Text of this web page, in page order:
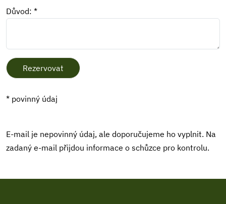
Důvod: *
Rezervovat
* povinný údaj
E-mail je nepovinný údaj, ale doporučujeme ho vyplnit. Na
zadaný e-mail přijdou informace o schůzce pro kontrolu.